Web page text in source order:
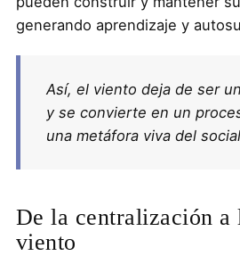
generando aprendizaje y
Así, el viento deja de ser
y se convierte en un
una metáfora viva del
De la centralización a
viento